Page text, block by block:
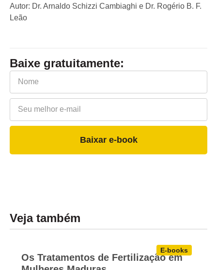
Autor: Dr. Arnaldo Schizzi Cambiaghi e Dr. Rogério B. F.
Leão
Baixe gratuitamente:
Baixar e-book
Veja também
Os Tratamentos de Fertilização em
E-books